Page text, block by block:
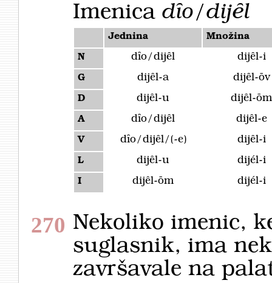
Imenica dȋo/dijȇl
Jednina
Množina
N
dȋo/dijȇl dijȇl-i
G dijȇl-a dijȇl-ōv
D dijȇl-u dijȇl-ōm
A dȋo/dijȇl dijȇl-e
V dȋo/dijȇl/(-e) dijȇl-i
L dijȇl-u dijél-i
I dijȇl-ōm dijél-i
270 Nekoliko imenic,
suglasnik, ima
završavale na